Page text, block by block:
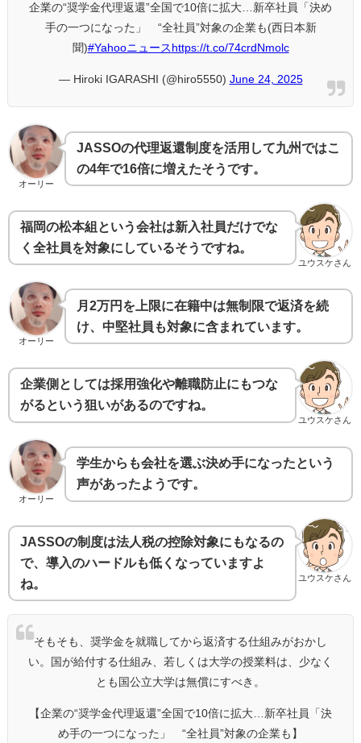
企業の“奨学金代理返還”全国で10倍に拡大…新卒社員「決め
手の一つになった」 “全社員”対象の企業も(西日本新
聞)#Yahooニュース https://t.co/74crdNmolc
— Hiroki IGARASHI (@hiro5550) June 24, 2025
オーリー
JASSOの代理返還制度を活用して九州ではこ
の4年で16倍に増えたそうです。
ユウスケさん
福岡の松本組という会社は新入社員だけでな
く全社員を対象にしているそうですね。
オーリー
月2万円を上限に在籍中は無制限で返済を続
け、中堅社員も対象に含まれています。
ユウスケさん
企業側としては採用強化や離職防止にもつな
がるという狙いがあるのですね。
オーリー
学生からも会社を選ぶ決め手になったという
声があったようです。
ユウスケさん
JASSOの制度は法人税の控除対象にもなるの
で、導入のハードルも低くなっていますよ
ね。
そもそも、奨学金を就職してから返済する仕組みがおかし
い。国が給付する仕組み、若しくは大学の授業料は、少なく
とも国公立大学は無償にすべき。
【企業の“奨学金代理返還”全国で10倍に拡大…新卒社員「決
め手の一つになった」 “全社員”対象の企業も】